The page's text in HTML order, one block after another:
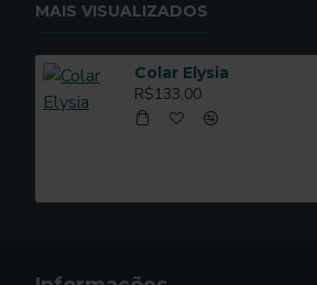
MAIS VISUALIZADOS
Colar Elysia
R$133,00